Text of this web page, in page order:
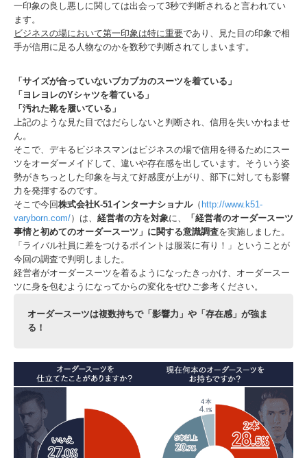
一印象の良し悪しに関しては出会って3秒で判断されると言われてい
ます。
ビジネスの場において第一印象は特に重要であり、見た目の印象で相
手が信用に足る人物なのかを数秒で判断されてしまいます。
「サイズが合っていないブカブカのスーツを着ている」
「ヨレヨレのYシャツを着ている」
「汚れた靴を履いている」
上記のような見た目ではだらしないと判断され、信用を失いかねませ
ん。
そこで、デキるビジネスマンはビジネスの場で信用を得るためにスー
ツをオーダーメイドして、違いや存在感を出しています。そういう姿
勢がきちっとした印象を与えて好感度が上がり、部下に対しても影響
力を発揮するのです。
そこで今回株式会社K-51インターナショナル（ http://www.k51-
varyborn.com/）は、 経営者の方を対象に、
「経営者のオーダースーツ
事情と初めてのオーダースーツ」に関する意識調査を実施しました。
「ライバル社員に差をつけるポイントは服装に有り！」ということが
今回の調査で判明しました。
経営者がオーダースーツを着るようになったきっかけ、オーダースー
ツに身を包むようになってからの変化をぜひご参考ください。
オーダースーツは複数持ちで「影響力」や「存在感」が強ま
る！